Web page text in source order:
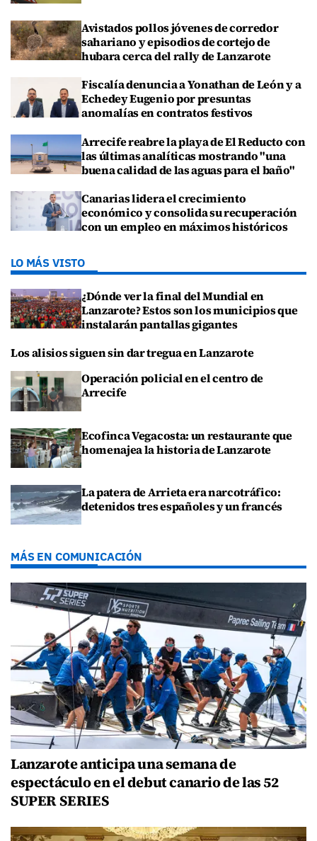
Avistados pollos jóvenes de corredor
sahariano y episodios de cortejo de
hubara cerca del rally de Lanzarote
Fiscalía denuncia a Yonathan de León y a
Echedey Eugenio por presuntas
anomalías en contratos festivos
Arrecife reabre la playa de El Reducto con
las últimas analíticas mostrando "una
buena calidad de las aguas para el baño"
Canarias lidera el crecimiento
económico y consolida su recuperación
con un empleo en máximos históricos
LO MÁS VISTO
¿Dónde ver la final del Mundial en
Lanzarote? Estos son los municipios que
instalarán pantallas gigantes
Los alisios siguen sin dar tregua en Lanzarote
Operación policial en el centro de
Arrecife
Ecofinca Vegacosta: un restaurante que
homenajea la historia de Lanzarote
La patera de Arrieta era narcotráfico:
detenidos tres españoles y un francés
MÁS EN COMUNICACIÓN
Lanzarote anticipa una semana de
espectáculo en el debut canario de las 52
SUPER SERIES